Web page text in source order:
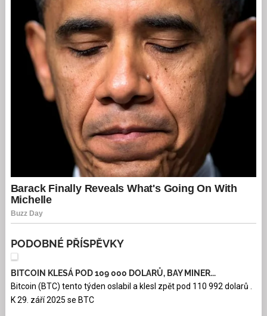
PODOBNÉ PŘÍSPĚVKY
BITCOIN KLESÁ POD 109 000 DOLARŮ, BAY MINER...
Bitcoin (BTC) tento týden oslabil a klesl zpět pod 110 992 dolarů .
K 29. září 2025 se BTC